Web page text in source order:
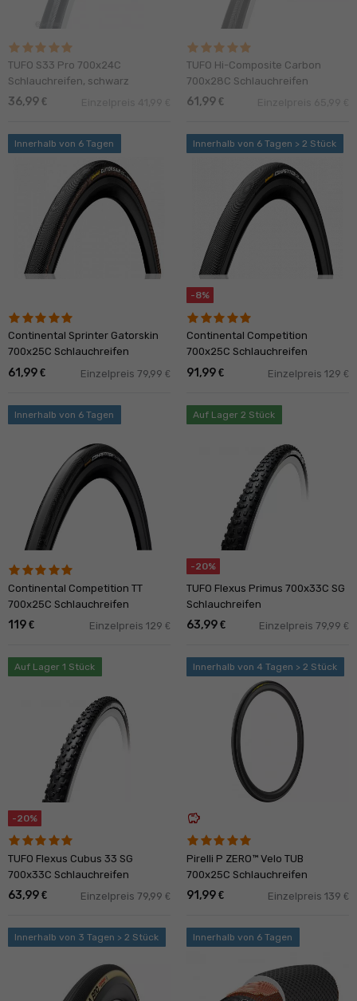
TUFO S33 Pro 700x24C
Schlauchreifen, schwarz
36,99 €
TUFO Hi-Composite Carbon
700x28C Schlauchreifen
61,99 €
Innerhalb von 6 Tagen
Continental Sprinter Gatorskin
700x25C Schlauchreifen
61,99 € Einzelpreis 79,99 €
Innerhalb von 6 Tagen > 2 Stück
-8%
Continental Competition
700x25C Schlauchreifen
91,99 € Einzelpreis 129 €
Innerhalb von 6 Tagen
Continental Competition TT
700x25C Schlauchreifen
119 € Einzelpreis 129 €
Auf Lager 2 Stück
-20%
TUFO Flexus Primus 700x33C SG
Schlauchreifen
63,99 € Einzelpreis 79,99 €
Auf Lager 1 Stück
-20%
TUFO Flexus Cubus 33 SG
700x33C Schlauchreifen
63,99 € Einzelpreis 79,99 €
Innerhalb von 4 Tagen > 2 Stück
savings
Pirelli P ZERO™ Velo TUB
700x25C Schlauchreifen
91,99 € Einzelpreis 139 €
Innerhalb von 3 Tagen > 2 Stück Innerhalb von 6 Tagen